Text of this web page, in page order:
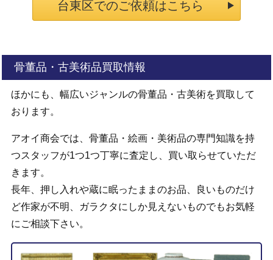
台東区でのご依頼はこちら
骨董品・古美術品買取情報
ほかにも、幅広いジャンルの骨董品・古美術を買取して
おります。
アオイ商会では、骨董品・絵画・美術品の専門知識を持
つスタッフが1つ1つ丁寧に査定し、買い取らせていただ
きます。
長年、押し入れや蔵に眠ったままのお品、良いものだけ
ど作家が不明、ガラクタにしか見えないものでもお気軽
にご相談下さい。